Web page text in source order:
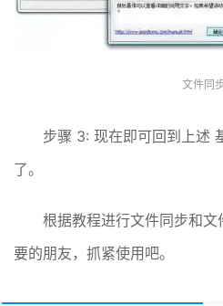
文件同
步骤 3: 现在即可回到上述
了。
根据教程进行文件同步和
要的朋友，抓紧使用吧。